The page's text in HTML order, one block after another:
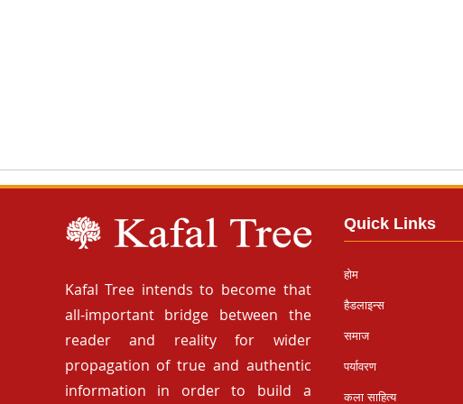
Kafal Tree intends to become that
all-important bridge between the
reader and reality for wider
propagation of true and authentic
information in order to build a
Quick Links
होम
हैडलाइन्स
समाज
पर्यावरण
कला साहित्य